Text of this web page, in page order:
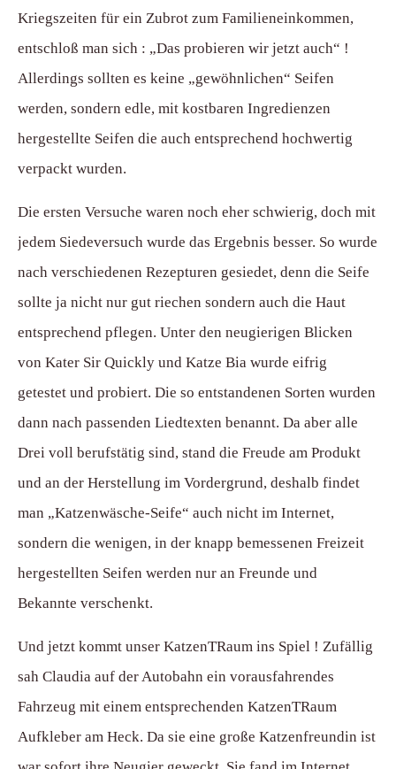
Kriegszeiten für ein Zubrot zum Familieneinkommen,
entschloß man sich : „Das probieren wir jetzt auch“ !
Allerdings sollten es keine „gewöhnlichen“ Seifen
werden, sondern edle, mit kostbaren Ingredienzen
hergestellte Seifen die auch entsprechend hochwertig
verpackt wurden.
Die ersten Versuche waren noch eher schwierig, doch mit
jedem Siedeversuch wurde das Ergebnis besser. So wurde
nach verschiedenen Rezepturen gesiedet, denn die Seife
sollte ja nicht nur gut riechen sondern auch die Haut
entsprechend pflegen. Unter den neugierigen Blicken
von Kater Sir Quickly und Katze Bia wurde eifrig
getestet und probiert. Die so entstandenen Sorten wurden
dann nach passenden Liedtexten benannt. Da aber alle
Drei voll berufstätig sind, stand die Freude am Produkt
und an der Herstellung im Vordergrund, deshalb findet
man „Katzenwäsche-Seife“ auch nicht im Internet,
sondern die wenigen, in der knapp bemessenen Freizeit
hergestellten Seifen werden nur an Freunde und
Bekannte verschenkt.
Und jetzt kommt unser KatzenTRaum ins Spiel ! Zufällig
sah Claudia auf der Autobahn ein vorausfahrendes
Fahrzeug mit einem entsprechenden KatzenTRaum
Aufkleber am Heck. Da sie eine große Katzenfreundin ist